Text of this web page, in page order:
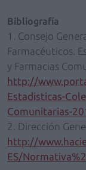
Bibliografía
1. Consejo
Farmacéuticos.
y Farmacias
http://
Estadisticas-
Comunitarias-
2. Dirección
http://
ES/